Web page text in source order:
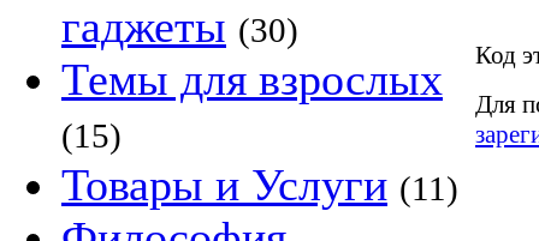
гаджеты (30)
Темы для взрослых
(15)
Товары и Услуги (11)
Код
Для